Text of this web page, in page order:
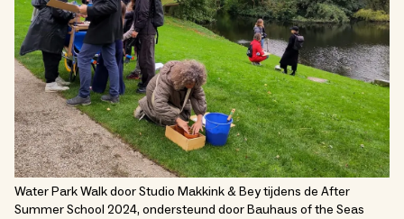
Water Park Walk door Studio Makkink & Bey tijdens de After
Summer School 2024, ondersteund door Bauhaus of the Seas